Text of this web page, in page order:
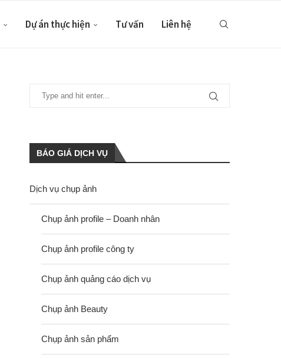
Dự án thực hiện Tư vấn Liên hệ
BÁO GIÁ DỊCH VỤ
Dịch vụ chụp ảnh
Chụp ảnh profile – Doanh nhân
Chụp ảnh profile công ty
Chụp ảnh quảng cáo dịch vụ
Chụp ảnh Beauty
Chụp ảnh sản phẩm